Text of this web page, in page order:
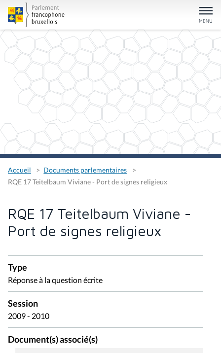
Accueil
Documents parlementaires
RQE 17 Teitelbaum Viviane - Port de signes religieux
RQE 17 Teitelbaum Viviane -
Port de signes religieux
Type
Réponse à la question écrite
Session
2009 - 2010
Document(s) associé(s)